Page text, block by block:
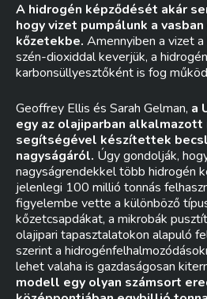
A hidrogén képződését akár
hogy vizet pumpálunk a vasban
kőzetekbe. Amennyiben a vizet
szén-dioxiddal keverjük, a
karbonsüllyesztőként is fog
Geoffrey Ellis és Sarah Gelman, a
egy az olajiparban alkalmazott
segítségével készítettek
nagyságáról. Úgy gondolják,
nagyságrendekkel több hidrogén
jelenlegi 100 millió tonnás
figyelembe vette a különböző
kőzetcsapdákat, a mikrobák
olajipari tapasztalatokon alapuló
szerint a
lehet valaha is gazdaságosan
modell egy olyan számsort